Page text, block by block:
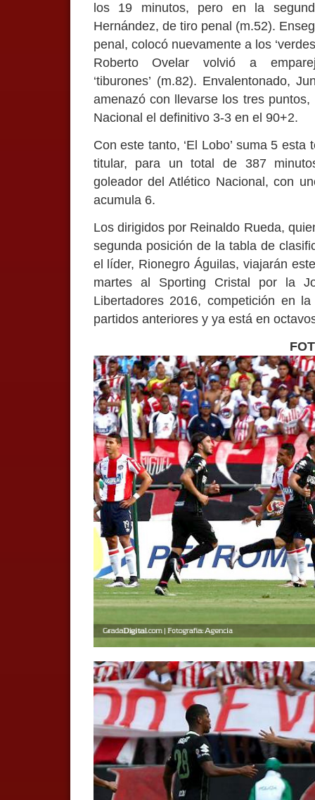
los 19 minutos, pero en la
Hernández, de tiro penal (m.52).
penal, colocó nuevamente a los
Roberto Ovelar volvió a
‘tiburones’ (m.82). Envalentonado,
amenazó con llevarse los tres
Nacional el definitivo 3-3 en el 90+2.
Con este tanto, ‘El Lobo’ suma 5
titular, para un total de 387
goleador del Atlético Nacional, con
acumula 6.
Los dirigidos por Reinaldo Rueda,
segunda posición de la tabla de
el líder, Rionegro Águilas, viajarán
martes al Sporting Cristal por la
Libertadores 2016, competición en
partidos anteriores y ya está en